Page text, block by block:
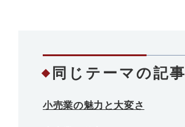
同じテーマの記事
小売業の魅力と大変さ